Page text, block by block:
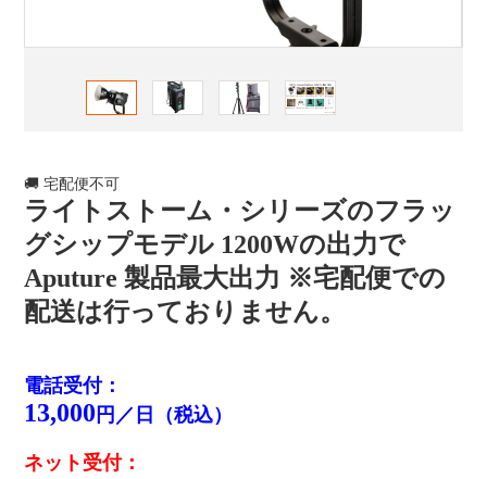
🚚 宅配便不可
ライトストーム・シリーズのフラッ
グシップモデル 1200Wの出力で
Aputure 製品最大出力 ※宅配便での
配送は行っておりません。
電話受付：
13,000 円／日（税込）
ネット受付：